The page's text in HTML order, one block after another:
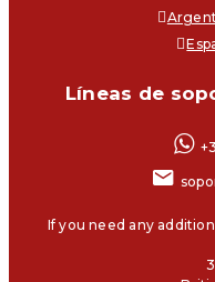
Líneas de
If you need any